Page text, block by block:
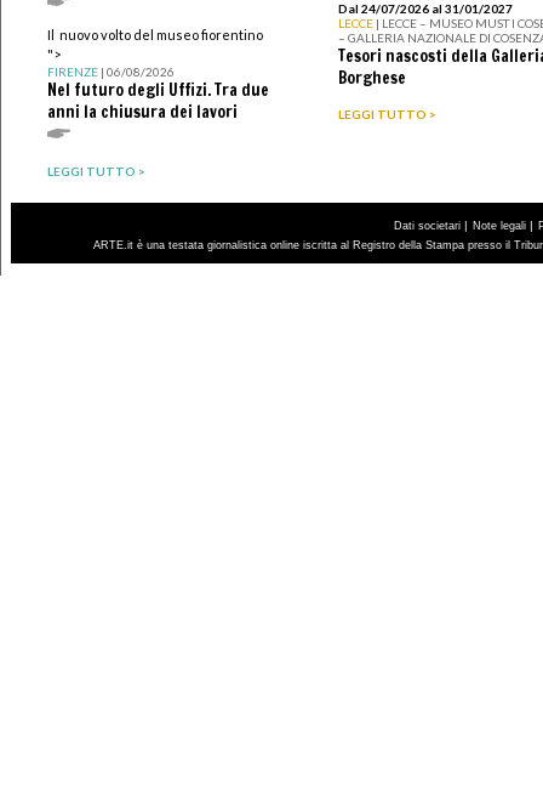
Il nuovo volto del museo fiorentino
">
FIRENZE| 06/08/2026
Nel futuro degli Uffizi. Tra due
anni la chiusura dei lavori
LEGGI TUTTO >
Dal 24/07/2026 al 31/01/2027
LECCE | LECCE – MUSEO MUST I
– GALLERIA NAZIONALE DI
Tesori nascosti della
Borghese
LEGGI TUTTO >
Dati societari Note legali
ARTE.it è una testata giornalistica online iscritta al Registro della Stampa presso il